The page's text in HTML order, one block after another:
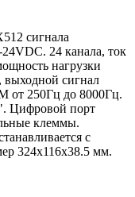
сигнала
24 канала, ток
нагрузки
выходной сигнал
250Гц до 8000Гц.
Цифровой порт
клеммы.
с
324x116x38.5 мм.